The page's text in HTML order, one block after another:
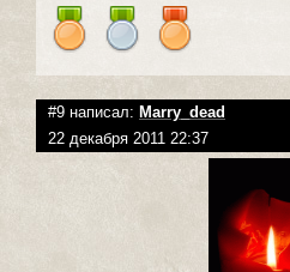
#9 написал: Marry_dead
22 декабря 2011 22:37